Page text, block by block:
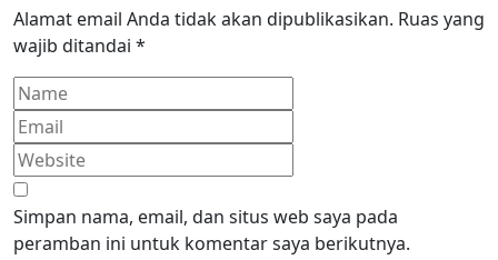
Alamat email Anda tidak akan dipublikasikan. Ruas yang
wajib ditandai *
Simpan nama, email, dan situs web saya pada
peramban ini untuk komentar saya berikutnya.